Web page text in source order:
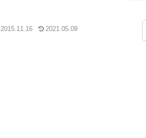
2015.11.16 2021.05.09